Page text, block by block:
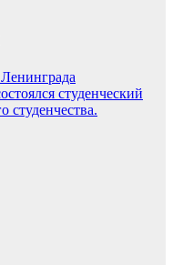
студенческий